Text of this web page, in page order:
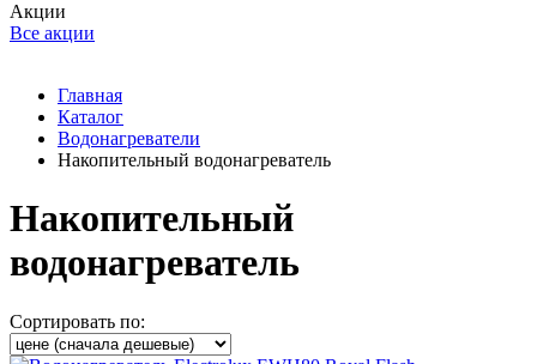
Акции
Все акции
Главная
Каталог
Водонагреватели
Накопительный водонагреватель
Накопительный
водонагреватель
Сортировать по: